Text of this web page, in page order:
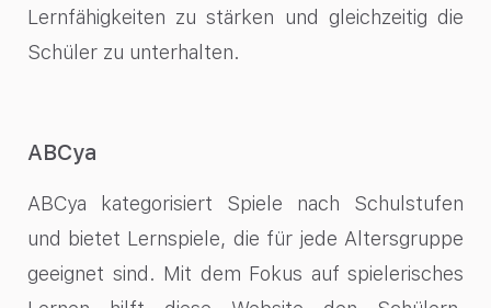
Lernfähigkeiten zu stärken und gleichzeitig die
Schüler zu unterhalten.
ABCya
ABCya kategorisiert Spiele nach Schulstufen
und bietet Lernspiele, die für jede Altersgruppe
geeignet sind. Mit dem Fokus auf spielerisches